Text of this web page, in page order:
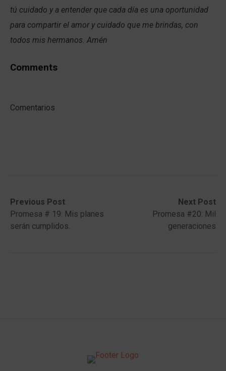
tú cuidado y a entender que cada día es una oportunidad
para compartir el amor y cuidado que me brindas, con
todos mis hermanos. Amén
Comments
Comentarios
Post
navigation
Previous Post
Previous
post:Promesa # 19: Mis planes
serán cumplidos.
Next Post
Next
post:
Promesa #20: Mil
generaciones